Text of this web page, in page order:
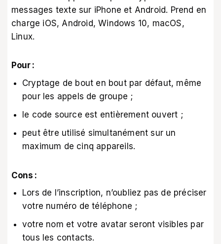
messages texte sur iPhone et Android. Prend en
charge iOS, Android, Windows 10, macOS,
Linux.
Pour :
Cryptage de bout en bout par défaut, même
pour les appels de groupe ;
le code source est entièrement ouvert ;
peut être utilisé simultanément sur un
maximum de cinq appareils.
Cons :
Lors de l’inscription, n’oubliez pas de préciser
votre numéro de téléphone ;
votre nom et votre avatar seront visibles par
tous les contacts.